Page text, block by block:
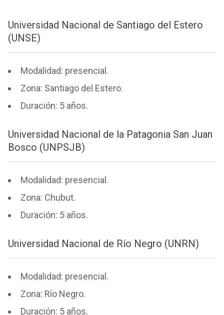
Universidad Nacional de Santiago del Estero
(UNSE)
Modalidad: presencial.
Zona: Santiago del Estero.
Duración: 5 años.
Universidad Nacional de la Patagonia San Juan
Bosco (UNPSJB)
Modalidad: presencial.
Zona: Chubut.
Duración: 5 años.
Universidad Nacional de Río Negro (UNRN)
Modalidad: presencial.
Zona: Río Negro.
Duración: 5 años.